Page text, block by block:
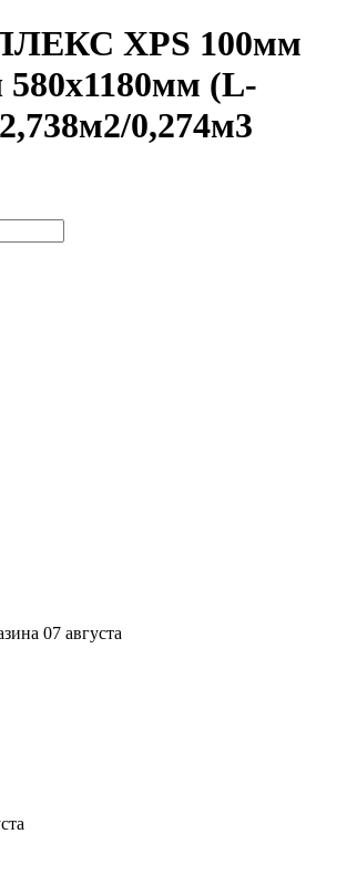
XPS 100мм
(L-
0,274м3
07 августа